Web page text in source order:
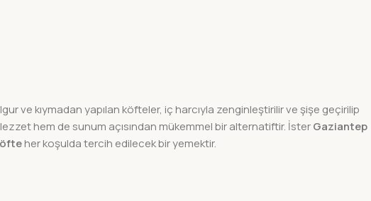
ve kıymadan yapılan köfteler, iç harcıyla zenginleştirilir ve şişe geçirilip
hem de sunum açısından mükemmel bir alternatiftir. İsterGaziantep
her koşulda tercih edilecek bir yemektir.